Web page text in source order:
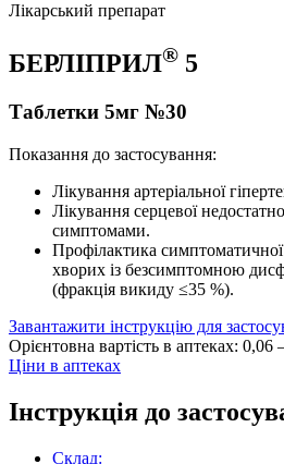
Лікарський препарат
БЕРЛІПРИЛ® 5
Таблетки 5мг №30
Показання до застосування:
Лікування артеріальної
Лікування серцевої
симптомами.
Профілактика симптоматичної
хворих із безсимптомною
(фракція викиду ≤35 %).
Завантажити інструкцію для
Орієнтовна вартість в аптеках: 0,06
Ціни в аптеках
Інструкція до
Склад: